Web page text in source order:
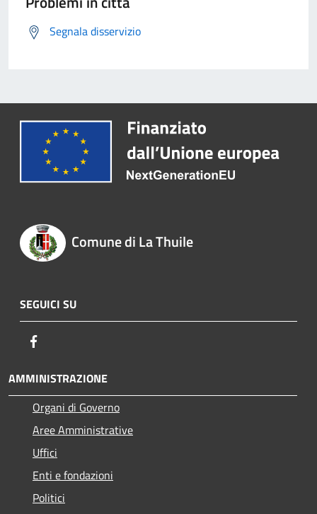
Segnala disservizio
Comune di La Thuile
SEGUICI SU
AMMINISTRAZIONE
Organi di Governo
Aree Amministrative
Uffici
Enti e fondazioni
Politici